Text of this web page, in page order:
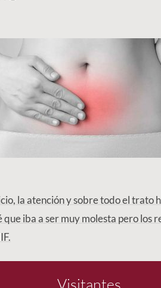
la atención y sobre todo el trato
que iba a ser muy molesta pero
Visitantes